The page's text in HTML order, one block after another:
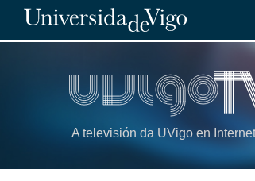
A televisión da UVigo en Internet